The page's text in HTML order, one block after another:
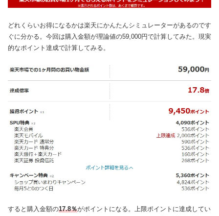
どれくらいお得になるかは楽天にかんたんシミュレーターがあるのです
ぐに分かる。今回は購入金額が理論値の59,000円で計算してみた。現実
的なポイント達成で計算してみる。
すると購入金額の17.8％がポイントになる。上限ポイントに達成してい